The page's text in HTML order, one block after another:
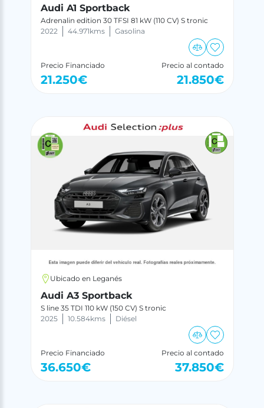
Audi A1 Sportback
Adrenalin edition 30 TFSI 81 kW (110 CV) S tronic
2022
44.971kms Gasolina
Precio Financiado
21.250€
Precio al contado
21.850€
Ubicado en Leganés
Audi A3 Sportback
S line 35 TDI 110 kW (150 CV) S tronic
2025
10.584kms Diésel
Precio Financiado
36.650€
Precio al contado
37.850€